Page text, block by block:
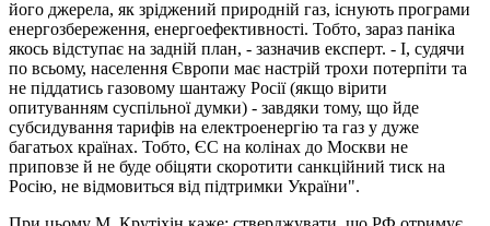
його джерела, як зріджений природній газ, існують програми
енергозбереження, енергоефективності. Тобто, зараз паніка
якось відступає на задній план, - зазначив експерт. - І, судячи
по всьому, населення Європи має настрій трохи потерпіти та
не піддатись газовому шантажу Росії (якщо вірити
опитуванням суспільної думки) - завдяки тому, що йде
субсидування тарифів на електроенергію та газ у дуже
багатьох країнах. Тобто, ЄС на колінах до Москви не
приповзе й не буде обіцяти скоротити санкційний тиск на
Росію, не відмовиться від підтримки України".